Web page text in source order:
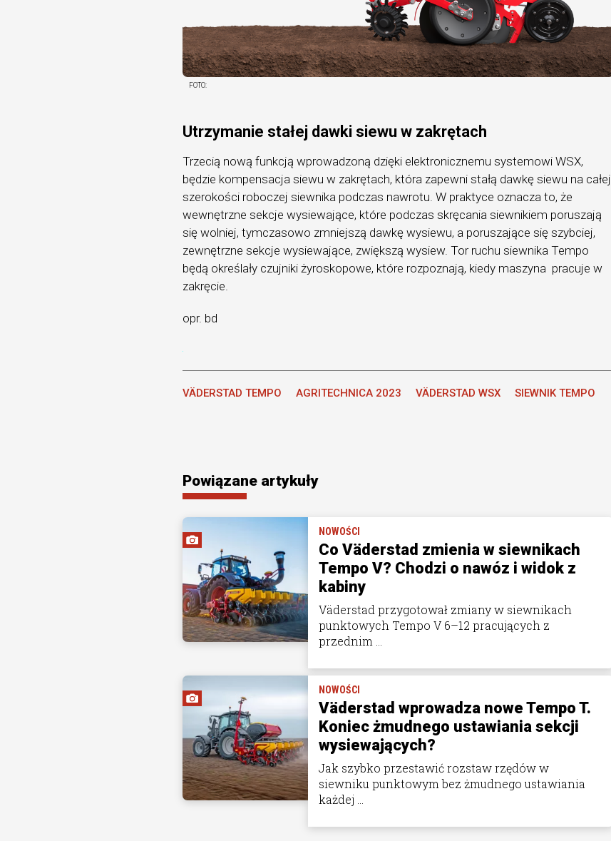
FOTO:
Utrzymanie stałej dawki siewu w zakrętach
Trzecią nową funkcją wprowadzoną dzięki elektronicznemu systemowi WSX,
będzie kompensacja siewu w zakrętach, która zapewni stałą dawkę siewu na całej
szerokości roboczej siewnika podczas nawrotu. W praktyce oznacza to, że
wewnętrzne sekcje wysiewające, które podczas skręcania siewnikiem poruszają
się wolniej, tymczasowo zmniejszą dawkę wysiewu, a poruszające się szybciej,
zewnętrzne sekcje wysiewające, zwiększą wysiew. Tor ruchu siewnika Tempo
będą określały czujniki żyroskopowe, które rozpoznają, kiedy maszyna pracuje w
zakręcie.
opr. bd
VÄDERSTAD TEMPO AGRITECHNICA 2023 VÄDERSTAD WSX SIEWNIK TEMPO
Powiązane artykuły
NOWOŚCI
Co Väderstad zmienia w siewnikach
Tempo V? Chodzi o nawóz i widok z
kabiny
Väderstad przygotował zmiany w siewnikach
punktowych Tempo V 6–12 pracujących z
przednim ...
NOWOŚCI
Väderstad wprowadza nowe Tempo T.
Koniec żmudnego ustawiania sekcji
wysiewających?
Jak szybko przestawić rozstaw rzędów w
siewniku punktowym bez żmudnego ustawiania
każdej ...